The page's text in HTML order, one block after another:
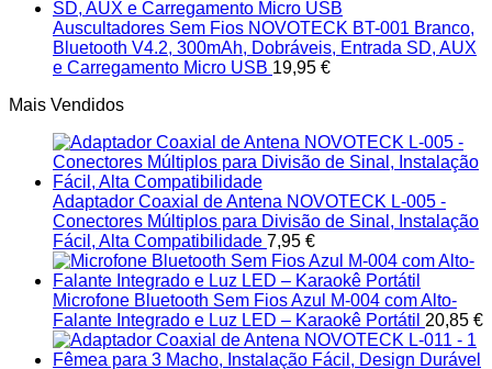
Auscultadores Sem Fios NOVOTECK BT-001 Branco,
Bluetooth V4.2, 300mAh, Dobráveis, Entrada SD, AUX
e Carregamento Micro USB 19,95 €
Mais Vendidos
Adaptador Coaxial de Antena NOVOTECK L-005 -
Conectores Múltiplos para Divisão de Sinal, Instalação
Fácil, Alta Compatibilidade 7,95 €
Microfone Bluetooth Sem Fios Azul M-004 com Alto-
Falante Integrado e Luz LED – Karaokê Portátil 20,85 €